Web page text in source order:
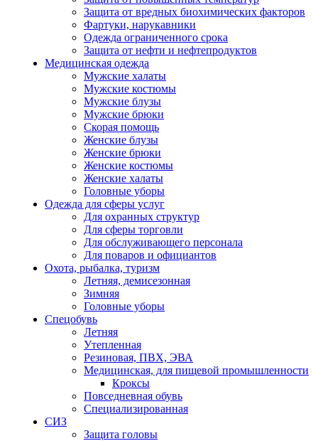
Защита от вредных биохимических факторов
Фартуки, нарукавники
Одежда ограниченного срока
Защита от нефти и нефтепродуктов
Медицинская одежда
Мужские халаты
Мужские костюмы
Мужские блузы
Мужские брюки
Скорая помощь
Женские блузы
Женские брюки
Женские костюмы
Женские халаты
Головные уборы
Одежда для сферы услуг
Для охранных структур
Для сферы торговли
Для обслуживающего персонала
Для поваров и официантов
Охота, рыбалка, туризм
Летняя, демисезонная
Зимняя
Головные уборы
Спецобувь
Летняя
Утепленная
Резиновая, ПВХ, ЭВА
Медицинская, для пищевой промышленности
Кроксы
Повседневная обувь
Специализированная
СИЗ
Защита головы